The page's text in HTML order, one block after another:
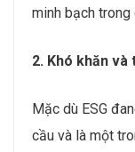
minh bạch trong
2. Khó khăn và
Mặc dù ESG
cầu và là một